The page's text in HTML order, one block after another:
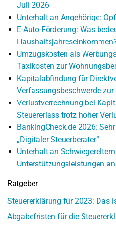
Juli 2026
Unterhalt an Angehörige:
E-Auto-Förderung: Was
Haushaltsjahreseinkommen?
Umzugskosten als
Taxikosten zur
Kapitalabfindung für
Verfassungsbeschwerde
Verlustverrechnung bei
Steuererlass trotz hoher
BankingCheck.de 2026:
„Digitaler Steuerberater“
Unterhalt an
Unterstützungsleistungen
Ratgeber
Steuererklärung für 2023: Das
Abgabefristen für die